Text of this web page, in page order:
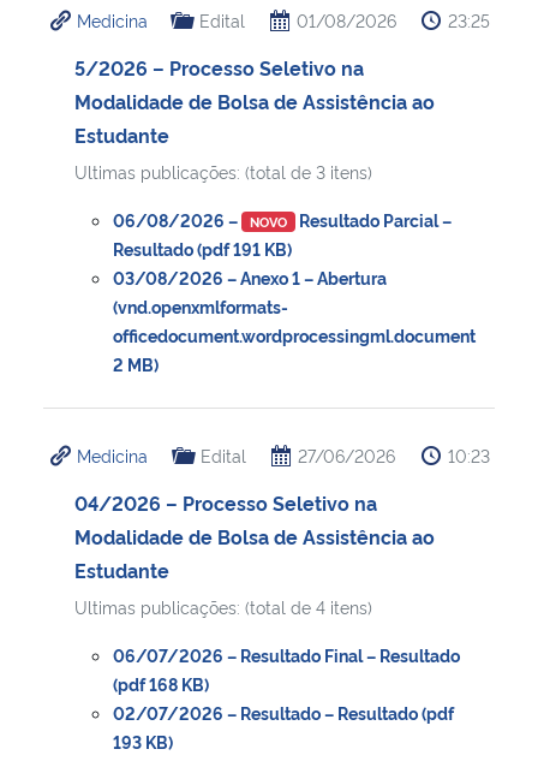
Ministério da Cidadania
Ministério de Minas e Energia
Ministério da Ciência, Tecnologia, Inovações e Comunicações
Ministério do Meio Ambiente
Ministério do Turismo
Controladoria-Geral da União
Ministério da Mulher, da Família e dos Direitos Humanos
Secretaria de Governo
Gabinete de Segurança Institucional
Medicina Edital 01/08/2026 23:25
5/2026 – Processo Seletivo na
Modalidade de Bolsa de Assistência ao
Estudante
Ultimas publicações: (total de 3 itens)
06/08/2026 – NOVO Resultado Parcial –
Resultado (pdf 191 KB)
03/08/2026 – Anexo 1 – Abertura
(vnd.openxmlformats-
officedocument.wordprocessingml.document
2 MB)
Medicina Edital 27/06/2026 10:23
04/2026 – Processo Seletivo na
Modalidade de Bolsa de Assistência ao
Estudante
Ultimas publicações: (total de 4 itens)
06/07/2026 – Resultado Final – Resultado
(pdf 168 KB)
02/07/2026 – Resultado – Resultado (pdf
193 KB)